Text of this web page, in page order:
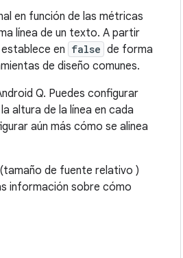
en función de las métricas
línea de un texto. A partir
en false de forma
de diseño comunes.
Q. Puedes configurar
altura de la línea en cada
aún más cómo se alinea
de fuente relativo )
información sobre cómo